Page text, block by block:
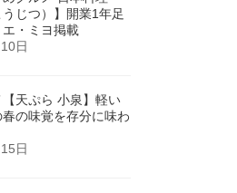
うじつ）】開業1年足
エ・ミヨ掲載
日
天ぷら 小泉】軽い
の味覚を存分に味わ
日